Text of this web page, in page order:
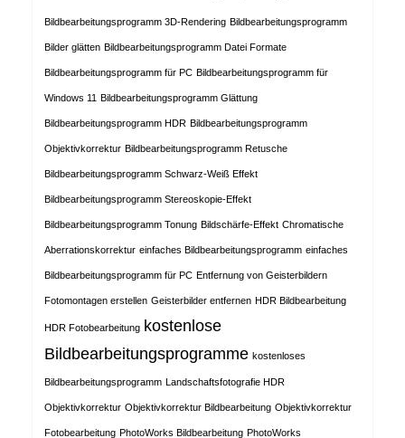
Bildbearbeitungsprogramm 3D-Rendering Bildbearbeitungsprogramm
Bilder glätten Bildbearbeitungsprogramm Datei Formate
Bildbearbeitungsprogramm für PC Bildbearbeitungsprogramm für
Windows 11 Bildbearbeitungsprogramm Glättung
Bildbearbeitungsprogramm HDR Bildbearbeitungsprogramm
Objektivkorrektur Bildbearbeitungsprogramm Retusche
Bildbearbeitungsprogramm Schwarz-Weiß Effekt
Bildbearbeitungsprogramm Stereoskopie-Effekt
Bildbearbeitungsprogramm Tonung Bildschärfe-Effekt Chromatische
Aberrationskorrektur einfaches Bildbearbeitungsprogramm einfaches
Bildbearbeitungsprogramm für PC Entfernung von Geisterbildern
Fotomontagen erstellen Geisterbilder entfernen HDR Bildbearbeitung
HDR Fotobearbeitung kostenlose
Bildbearbeitungsprogramme kostenloses
Bildbearbeitungsprogramm Landschaftsfotografie HDR
Objektivkorrektur Objektivkorrektur Bildbearbeitung Objektivkorrektur
Fotobearbeitung PhotoWorks Bildbearbeitung PhotoWorks